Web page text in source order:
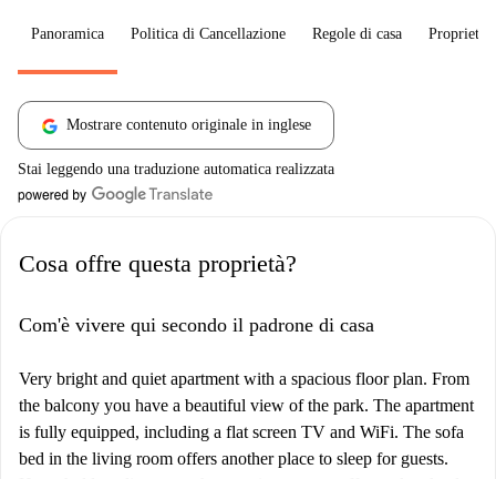
Panoramica Politica di Cancellazione Regole di casa
Mostrare contenuto originale in inglese
Stai leggendo una traduzione automatica realizzata
Cosa offre questa proprietà?
Com'è vivere qui secondo il padrone di casa
Very bright and quiet apartment with a spacious floor plan. From
the balcony you have a beautiful view of the park. The apartment
is fully equipped, including a flat screen TV and WiFi. The sofa
bed in the living room offers another place to sleep for guests.